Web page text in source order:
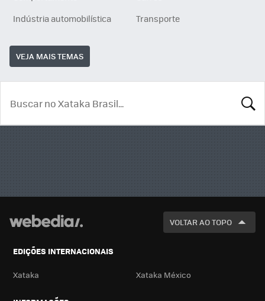
Indústria automobilística
Transporte
VEJA MAIS TEMAS
VOLTAR AO TOPO
EDIÇÕES INTERNACIONAIS
Xataka Xataka México